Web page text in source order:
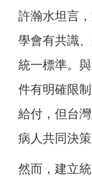
許瀚水坦言
學會有共識
統一標準。
件有明確限
給付，但台
病人共同決策
然而，建立